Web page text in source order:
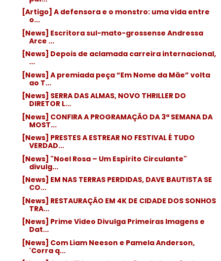
[Artigo] A defensora e o monstro: uma vida entre
o...
[News] Escritora sul-mato-grossense Andressa
Arce ...
[News] Depois de aclamada carreira internacional,
...
[News] A premiada peça “Em Nome da Mãe” volta
ao T...
[News] SERRA DAS ALMAS, NOVO THRILLER DO
DIRETOR L...
[News] CONFIRA A PROGRAMAÇÃO DA 3ª SEMANA DA
MOST...
[News] PRESTES A ESTREAR NO FESTIVAL É TUDO
VERDAD...
[News] "Noel Rosa – Um Espírito Circulante"
divulg...
[News] EM NAS TERRAS PERDIDAS, DAVE BAUTISTA SE
CO...
[News] RESTAURAÇÃO EM 4K DE CIDADE DOS SONHOS
TRA...
[News] Prime Video Divulga Primeiras Imagens e
Dat...
[News] Com Liam Neeson e Pamela Anderson,
'Corra q...